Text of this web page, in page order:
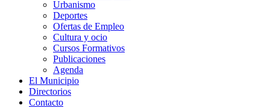
Urbanismo
Deportes
Ofertas de Empleo
Cultura y ocio
Cursos Formativos
Publicaciones
Agenda
El Municipio
Directorios
Contacto